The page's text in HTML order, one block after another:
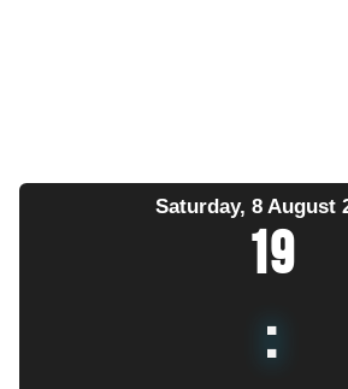
Saturday, 8 August
19
: